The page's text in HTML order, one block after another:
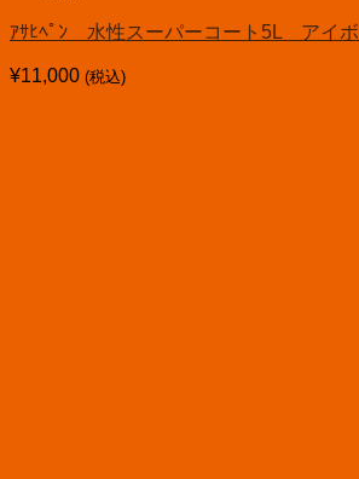
ｱｻﾋﾍﾟﾝ 水性スーパーコート5L アイ
¥11,000 (税込)